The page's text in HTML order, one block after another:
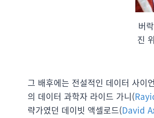
버
진
그 배후에는 전설적인 데이터 사
의 데이터 과학자 라이드 가니(
략가였던 데이빗 액셀로드(David